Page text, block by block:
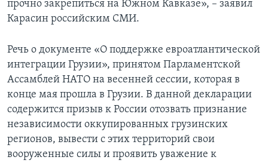
прочно закрепиться на Южном Кавказе», – заявил
Карасин российским СМИ.
Речь о документе «О поддержке евроатлантической
интеграции Грузии», принятом Парламентской
Ассамблей НАТО на весенней сессии, которая в
конце мая прошла в Грузии. В данной декларации
содержится призыв к России отозвать признание
независимости оккупированных грузинских
регионов, вывести с этих территорий свои
вооруженные силы и проявить уважение к